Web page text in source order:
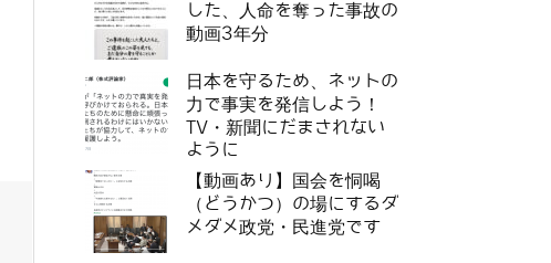
した、人命を奪った事故の
動画3年分
日本を守るため、ネットの
力で事実を発信しよう！
TV・新聞にだまされない
ように
【動画あり】国会を恫喝
（どうかつ）の場にするダ
メダメ政党・民進党です